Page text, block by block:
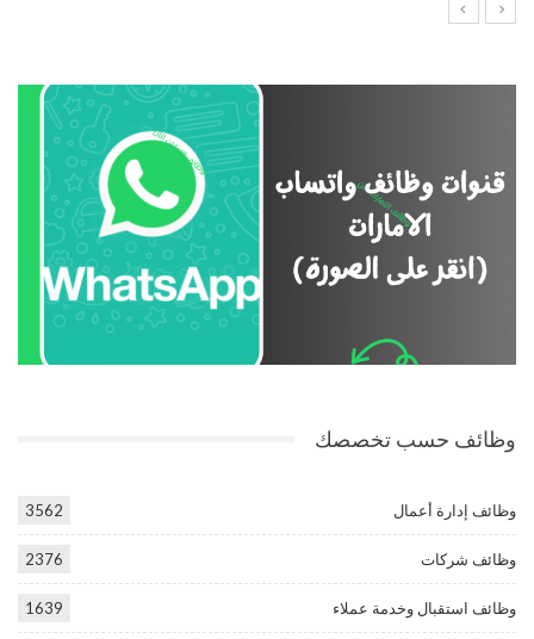
وظائف حسب تخصصك
وظائف إدارة أعمال 3562
وظائف شركات 2376
وظائف استقبال وخدمة عملاء 1639